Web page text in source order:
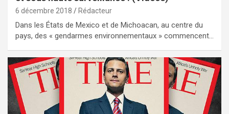
6 décembre 2018 Rédacteur
Dans les États de Mexico et de Michoacan, au centre du
pays, des « gendarmes environnementaux » commencent…